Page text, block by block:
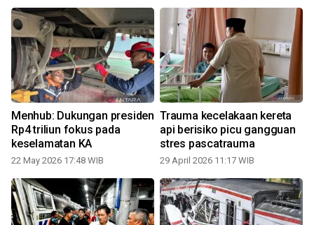
Menhub: Dukungan presiden
Rp4 triliun fokus pada
keselamatan KA
22 May 2026 17:48 WIB
Trauma kecelakaan kereta
api berisiko picu gangguan
stres pascatrauma
29 April 2026 11:17 WIB